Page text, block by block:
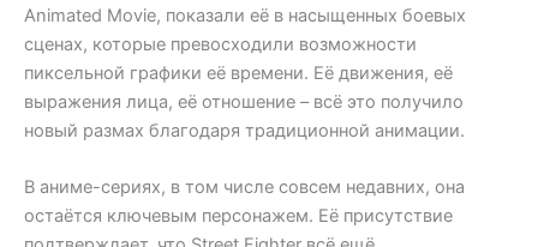
Animated Movie, показали её в насыщенных боевых
сценах, которые превосходили возможности
пиксельной графики её времени. Её движения, её
выражения лица, её отношение – всё это получило
новый размах благодаря традиционной анимации.
В аниме-сериях, в том числе совсем недавних, она
остаётся ключевым персонажем. Её присутствие